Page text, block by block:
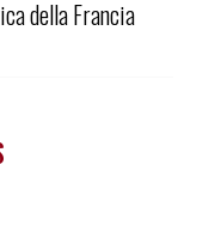
della Francia